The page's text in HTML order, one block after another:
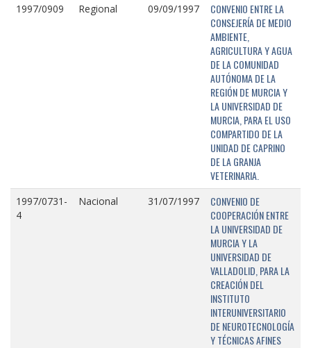
1997/0909 Regional 09/09/1997
CONVENIO ENTRE LA
CONSEJERÍA DE MEDIO
AMBIENTE,
AGRICULTURA Y AGUA
DE LA COMUNIDAD
AUTÓNOMA DE LA
REGIÓN DE MURCIA Y
LA UNIVERSIDAD DE
MURCIA, PARA EL USO
COMPARTIDO DE LA
UNIDAD DE CAPRINO
DE LA GRANJA
VETERINARIA.
1997/0731-
4
Nacional 31/07/1997
CONVENIO DE
COOPERACIÓN ENTRE
LA UNIVERSIDAD DE
MURCIA Y LA
UNIVERSIDAD DE
VALLADOLID, PARA LA
CREACIÓN DEL
INSTITUTO
INTERUNIVERSITARIO
DE NEUROTECNOLOGÍA
Y TÉCNICAS AFINES